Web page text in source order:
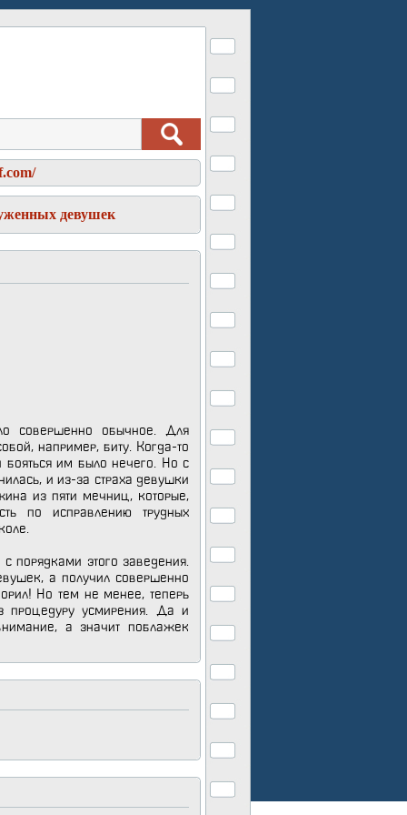
девушек
совершенно обычное. Для
например, биту. Когда-то
бояться им было нечего. Но с
и из-за страха девушки
из пяти мечниц, которые,
по исправлению трудных
порядками этого заведения.
а получил совершенно
Но тем не менее, теперь
процедуру усмирения. Да и
а значит поблажек